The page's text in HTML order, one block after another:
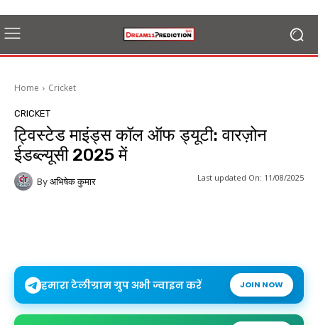
Home Cricket
CRICKET
ट्विस्टेड माइंड्स कॉल ऑफ ड्यूटी: वारज़ोन
ईडब्ल्यूसी 2025 में
By अभिषेक कुमार Last updated On: 11/08/2025
हमारा टेलीग्राम ग्रुप अभी ज्वाइन करें JOIN NOW